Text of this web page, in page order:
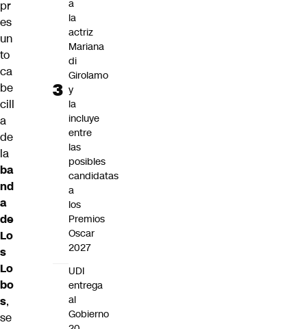
pr
es
un
to
ca
be
cill
a
de
la
ba
nd
a
de
Lo
s
Lo
bo
s,
se
a
la
actriz
Mariana
di
Girolamo
y
la
incluye
entre
las
posibles
candidatas
a
los
Premios
Oscar
2027
UDI
entrega
al
Gobierno